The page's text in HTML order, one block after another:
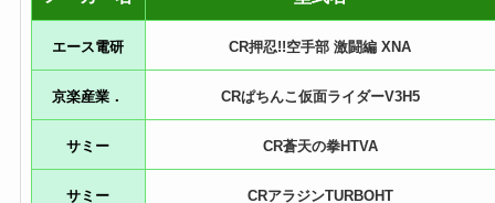
エース電研 CR押忍!!空手部 激闘編 XNA
京楽産業． CRぱちんこ仮面ライダーV3H5
サミー CR蒼天の拳HTVA
サミー CRアラジンTURBOHT